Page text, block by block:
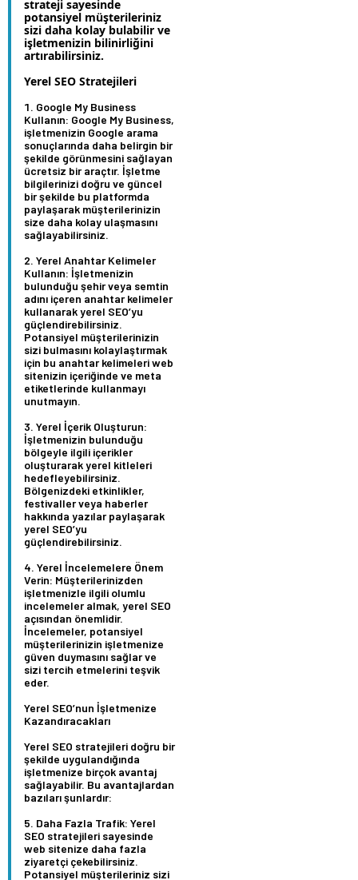
strateji sayesinde
potansiyel müşterileriniz
sizi daha kolay bulabilir ve
işletmenizin bilinirliğini
artırabilirsiniz.
Yerel SEO Stratejileri
Google My Business
Kullanın: Google My Business,
işletmenizin Google arama
sonuçlarında daha belirgin bir
şekilde görünmesini sağlayan
ücretsiz bir araçtır. İşletme
bilgilerinizi doğru ve güncel
bir şekilde bu platformda
paylaşarak müşterilerinizin
size daha kolay ulaşmasını
sağlayabilirsiniz.
Yerel Anahtar Kelimeler
Kullanın: İşletmenizin
bulunduğu şehir veya semtin
adını içeren anahtar kelimeler
kullanarak yerel SEO’yu
güçlendirebilirsiniz.
Potansiyel müşterilerinizin
sizi bulmasını kolaylaştırmak
için bu anahtar kelimeleri web
sitenizin içeriğinde ve meta
etiketlerinde kullanmayı
unutmayın.
Yerel İçerik Oluşturun:
İşletmenizin bulunduğu
bölgeyle ilgili içerikler
oluşturarak yerel kitleleri
hedefleyebilirsiniz.
Bölgenizdeki etkinlikler,
festivaller veya haberler
hakkında yazılar paylaşarak
yerel SEO’yu
güçlendirebilirsiniz.
Yerel İncelemelere Önem
Verin: Müşterilerinizden
işletmenizle ilgili olumlu
incelemeler almak, yerel SEO
açısından önemlidir.
İncelemeler, potansiyel
müşterilerinizin işletmenize
güven duymasını sağlar ve
sizi tercih etmelerini teşvik
eder.
Yerel SEO’nun İşletmenize
Kazandıracakları
Yerel SEO stratejileri doğru bir
şekilde uygulandığında
işletmenize birçok avantaj
sağlayabilir. Bu avantajlardan
bazıları şunlardır:
Daha Fazla Trafik: Yerel
SEO stratejileri sayesinde
web sitenize daha fazla
ziyaretçi çekebilirsiniz.
Potansiyel müşterileriniz sizi